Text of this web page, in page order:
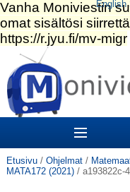
Siirry
sisältöön.
|
Siirry
navigointiin
Sections
Etusivu / Ohjelmat /
MATA172 (2021) / a193822c-
English